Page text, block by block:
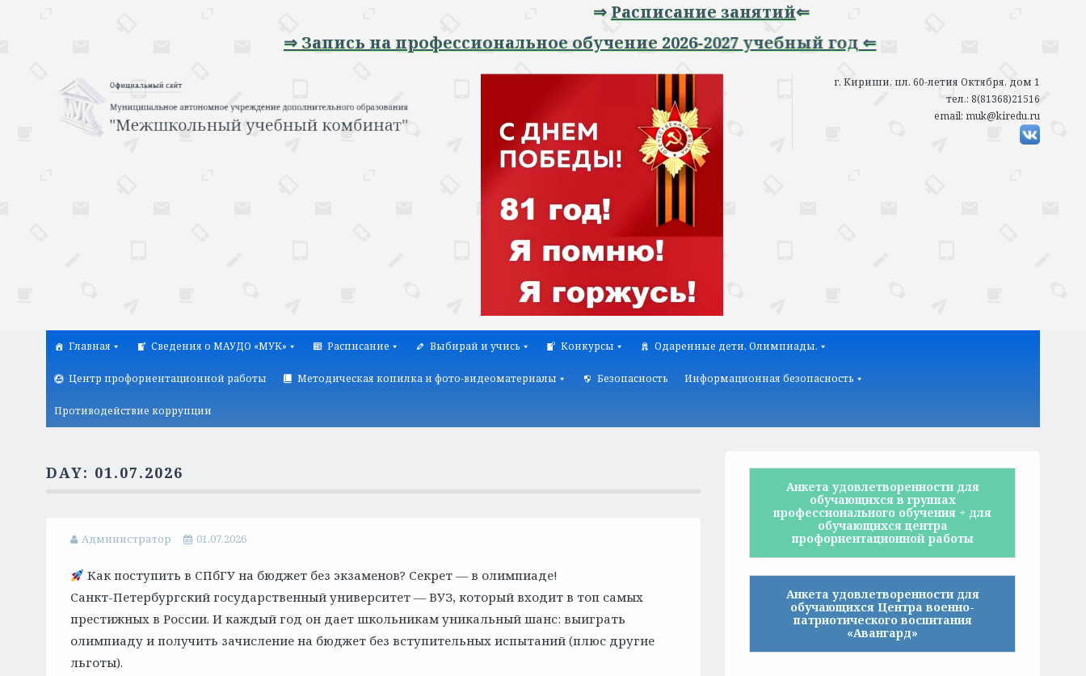
Расписание занятий⇐
⇒ Запись на профессиональное обучение 2026-2027 учебный год ⇐
г. Кириши, пл. 60-летия Октября, дом 1
тел.: 8(81368)21516
email: muk@kiredu.ru
Главная Сведения о МАУДО «МУК» Расписание Выбирай и учись Конкурсы Одаренные дети. Олимпиады.
Центр профориентационной работы Методическая копилка и фото-видеоматериалы Безопасность Информационная безопасность
Противодействие коррупции
DAY: 01.07.2026
Администратор 01.07.2026
Как поступить в СПбГУ на бюджет без экзаменов? Секрет — в олимпиаде!
Санкт-Петербургский государственный университет — ВУЗ, который входит в топ самых
престижных в России. И каждый год он дает школьникам уникальный шанс: выиграть
олимпиаду и получить зачисление на бюджет без вступительных испытаний (плюс другие
льготы).
Анкета удовлетворенности для
обучающихся в группах
профессионального обучения + для
обучающихся центра
профориентационной работы
Анкета удовлетворенности для
обучающихся Центра военно-
патриотического воспитания
«Авангард»